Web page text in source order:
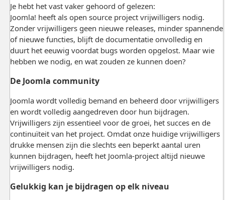
Je hebt het vast vaker gehoord of gelezen:
Joomla! heeft als open source project vrijwilligers nodig.
Zonder vrijwilligers geen nieuwe releases, minder spannende
of nieuwe functies, blijft de documentatie onvolledig en
duurt het eeuwig voordat bugs worden opgelost. Maar wie
hebben we nodig, en wat zouden ze kunnen doen?
De Joomla community
Joomla wordt volledig bemand en beheerd door vrijwilligers
en wordt volledig aangedreven door hun bijdragen.
Vrijwilligers zijn essentieel voor de groei, het succes en de
continuïteit van het project. Omdat onze huidige vrijwilligers
drukke mensen zijn die slechts een beperkt aantal uren
kunnen bijdragen, heeft het Joomla-project altijd nieuwe
vrijwilligers nodig.
Gelukkig kan je bijdragen op elk niveau